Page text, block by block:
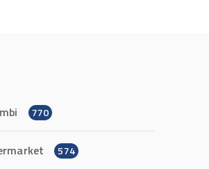
770
574